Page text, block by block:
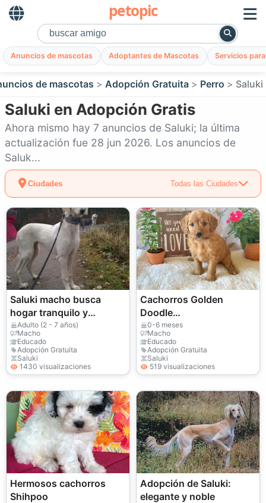
petopic
Anuncios de mascotas Adoptantes de Mascotas Servicios
de mascotas Adopción Gratuita Perro Saluki
Saluki en Adopción Gratis
Ahora mismo hay 7 anuncios de Saluki; la última
actualización fue 28 jun 2026. Los anuncios de
Saluk...
Ciudades Todas las Ciudades
Saluki macho busca
hogar tranquilo y
comprometido (adopción
gratuita)
Adulto (2 - 7 años)
Macho
Educado
Adopción Gratuita
Saluki
1430 visualizaciones
Cachorros Golden
Doodle
multigeneracionales
disponibles
0-6 meses
Macho
Educado
Adopción Gratuita
Saluki
519 visualizaciones
Hermosos cachorros
Shihpoo
Adopción de Saluki:
elegante y noble